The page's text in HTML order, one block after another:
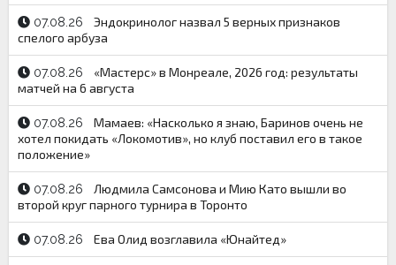
07.08.26
Эндокринолог назвал 5 верных признаков
спелого арбуза
07.08.26
«Мастерс» в Монреале, 2026 год: результаты
матчей на 6 августа
07.08.26
Мамаев: «Насколько я знаю, Баринов очень не
хотел покидать «Локомотив», но клуб поставил его в такое
положение»
07.08.26
Людмила Самсонова и Мию Като вышли во
второй круг парного турнира в Торонто
07.08.26 Ева Олид возглавила «Юнайтед»